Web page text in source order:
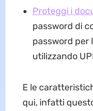
Proteggi i
password di
password per
utilizzando
E le
qui, infatti